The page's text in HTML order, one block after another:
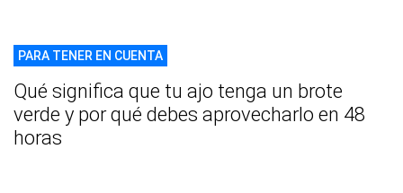
PARA TENER EN CUENTA
Qué significa que tu ajo tenga un brote
verde y por qué debes aprovecharlo en 48
horas